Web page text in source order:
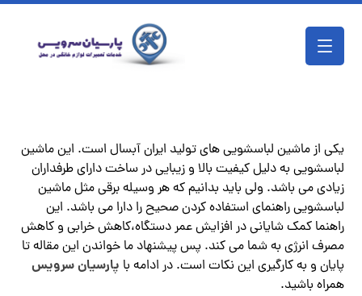
یکی از ماشین لباسشویی های تولید ایران آبسال است. این ماشین
لباسشویی به دلیل کیفیت بالا و زیبایی در ساخت دارای طرفداران
زیادی می باشد. ولی باید بدانیم که هر وسیله برقی مثل ماشین
لباسشویی راهنمای استفاده کردن صحیح را دارا می باشد. این
راهنما کمک شایانی در افزایش عمر دستگاه،کاهش خرابی و کاهش
مصرف انرژی به شما می کند. پس پیشنهاد ما خواندن این مقاله تا
پایان و به کارگیری این نکات است. در ادامه با پارسیان سرویس
همراه باشید.